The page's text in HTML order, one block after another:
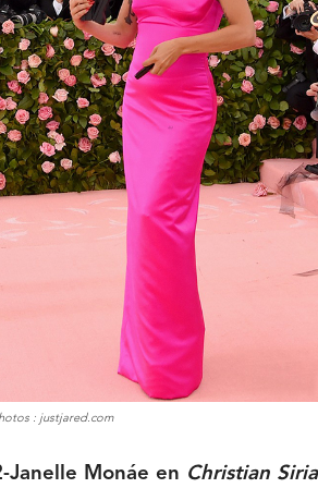
: justjared.com
Janelle Monáe en Christian